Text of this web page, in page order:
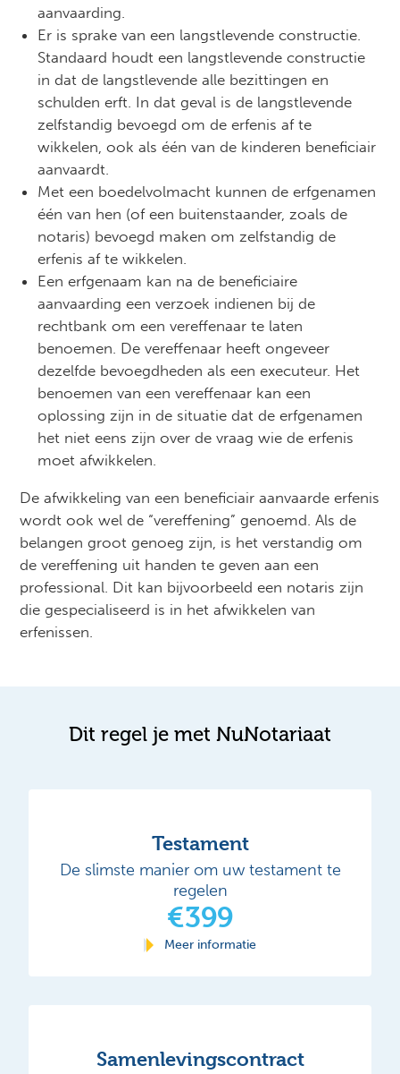
aanvaarding.
Er is sprake van een langstlevende constructie.
Standaard houdt een langstlevende constructie
in dat de langstlevende alle bezittingen en
schulden erft. In dat geval is de langstlevende
zelfstandig bevoegd om de erfenis af te
wikkelen, ook als één van de kinderen beneficiair
aanvaardt.
Met een boedelvolmacht kunnen de erfgenamen
één van hen (of een buitenstaander, zoals de
notaris) bevoegd maken om zelfstandig de
erfenis af te wikkelen.
Een erfgenaam kan na de beneficiaire
aanvaarding een verzoek indienen bij de
rechtbank om een vereffenaar te laten
benoemen. De vereffenaar heeft ongeveer
dezelfde bevoegdheden als een executeur. Het
benoemen van een vereffenaar kan een
oplossing zijn in de situatie dat de erfgenamen
het niet eens zijn over de vraag wie de erfenis
moet afwikkelen.
De afwikkeling van een beneficiair aanvaarde erfenis
wordt ook wel de “vereffening” genoemd. Als de
belangen groot genoeg zijn, is het verstandig om
de vereffening uit handen te geven aan een
professional. Dit kan bijvoorbeeld een notaris zijn
die gespecialiseerd is in het afwikkelen van
erfenissen.
Dit regel je met NuNotariaat
Testament
De slimste manier om uw testament te
regelen
€399
Meer informatie
Samenlevingscontract